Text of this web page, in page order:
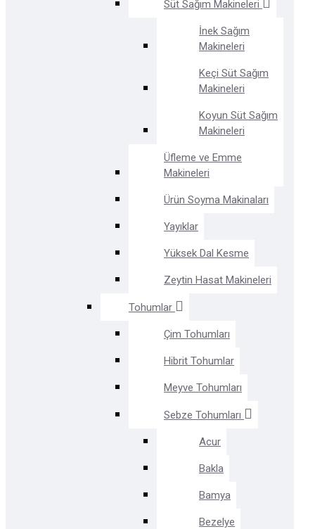
Süt Sağım Makineleri
İnek Sağım
Makineleri
Keçi Süt Sağım
Makineleri
Koyun Süt Sağım
Makineleri
Üfleme ve Emme
Makineleri
Ürün Soyma Makinaları
Yayıklar
Yüksek Dal Kesme
Zeytin Hasat Makineleri
Tohumlar
Çim Tohumları
Hibrit Tohumlar
Meyve Tohumları
Sebze Tohumları
Acur
Bakla
Bamya
Bezelye